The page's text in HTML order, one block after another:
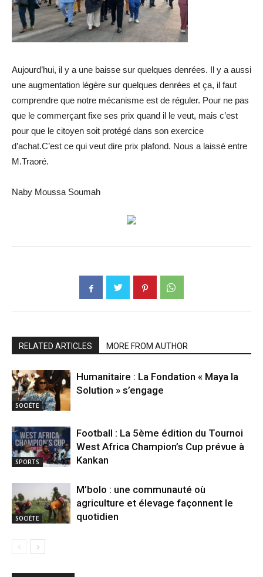
Aujourd’hui, il y a une baisse sur quelques denrées. Il y a aussi
une augmentation légère sur quelques denrées et ça, il faut
comprendre que notre mécanisme est de réguler. Pour ne pas
que le commerçant fixe ses prix quand il le veut, mais c’est
pour que le citoyen soit protégé dans son exercice
d’achat.C’est ce qui veut dire prix plafond. Nous a laissé entre
M.Traoré.
Naby Moussa Soumah
RELATED ARTICLES MORE FROM AUTHOR
SOCIÉTE
Humanitaire : La Fondation « Maya la
Solution » s’engage
SPORTS
Football : La 5ème édition du Tournoi
West Africa Champion’s Cup prévue à
Kankan
SOCIÉTE
M’bolo : une communauté où
agriculture et élevage façonnent le
quotidien